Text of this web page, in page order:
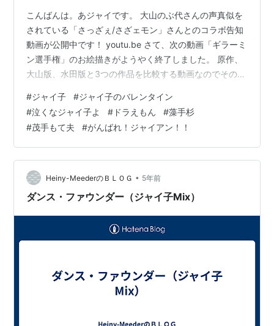
こんばんは。あジャイです。 大山のぶ代さんの声真似を
されている「さっざぇ/さざェモン」さんとのコラボ告知
動画が公開中です！ youtu.be さて、次の動画「ギラーミ
ン選手権」のお絵描きがようやく終了しました。 原作、
大山版、水田版と3つの作品を比較する動画なのでその分
で色を付ければ絵の完成です。 早ければ日曜日には公開
出来そうですが明日の作業の進行次第ですね😅 もうしば
しお待ち下さいませ。 そんな中、今回はこちら「ジャイ
子のバレンタイン」 こちらもアニメオリジナルの作品。
ジャイ子に好きな男の子が出来てチョコレートを渡しに
いくお話です。 今…
#ジャイ子 #ジャイ子のバレンタイン
#泣くなジャイ子よ # ドラえもん #藻手杉
#茂手もて夫 #がんばれ！ジャイアン！！
Heiny-MeederのＢＬＯＧ • 5年前
ダンス・ファウンダー（ジャイ子Mix）